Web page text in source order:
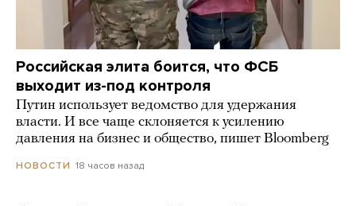
Российская элита боится, что ФСБ
выходит из-под контроля
Путин использует ведомство для удержания
власти. И все чаще склоняется к усилению
давления на бизнес и общество, пишет Bloomberg
НОВОСТИ 18 часов назад